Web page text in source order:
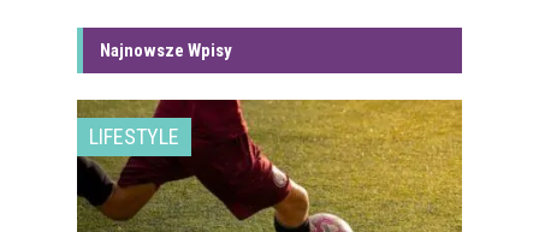
Najnowsze Wpisy
LIFESTYLE